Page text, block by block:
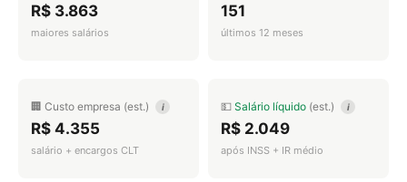
R$ 3.863
maiores salários
151
últimos 12 meses
🏢 Custo empresa (est.) i
R$ 4.355
salário + encargos CLT
💵 Salário líquido (est.) i
R$ 2.049
após INSS + IR médio